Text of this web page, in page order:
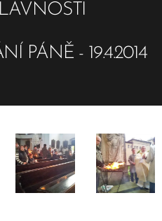
PÁNĚ - 19.4.2014